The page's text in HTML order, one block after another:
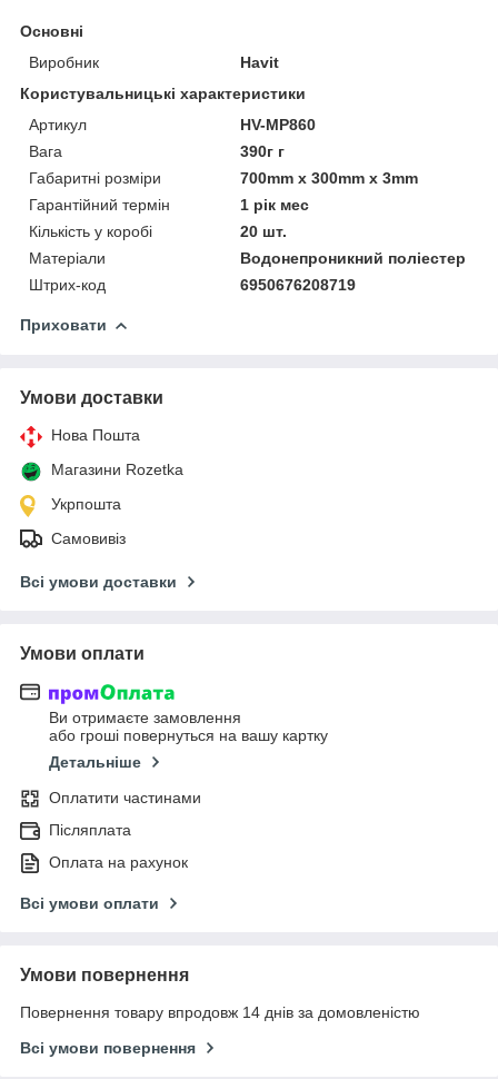
Основні
Виробник
Havit
Користувальницькі характеристики
Артикул
HV-MP860
Вага
390г г
Габаритні розміри
700mm x 300mm x 3mm
Гарантійний термін
1 рік мес
Кількість у коробі
20 шт.
Матеріали
Водонепроникний поліестер
Штрих-код
6950676208719
Приховати
Умови доставки
Нова Пошта
Магазини Rozetka
Укрпошта
Самовивіз
Всі умови доставки
Умови оплати
Ви отримаєте замовлення
або гроші повернуться на вашу картку
Детальніше
Оплатити частинами
Післяплата
Оплата на рахунок
Всі умови оплати
Умови повернення
Повернення товару впродовж 14 днів за домовленістю
Всі умови повернення